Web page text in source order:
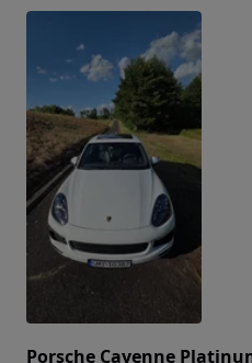
Porsche Cayenne